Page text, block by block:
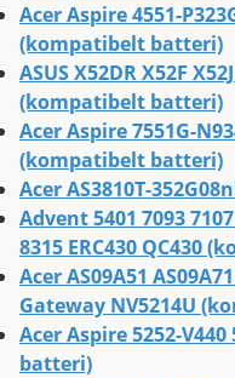
Acer Aspire 4551-
(kompatibelt batteri)
ASUS X52DR X52F
(kompatibelt batteri)
Acer Aspire 7551G-
(kompatibelt batteri)
Acer AS3810T-
Advent 5401 7093
8315 ERC430 QC430
Acer AS09A51
Gateway NV5214U
Acer Aspire 5252-
batteri)